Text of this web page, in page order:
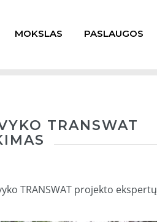
MOKSLAS PASLAUGOS
TRANSWAT
TRANSWAT projekto ekspertų